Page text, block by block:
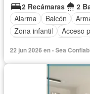
2 Recámaras
2
Alarma
Balcón
Zona infantil
Acceso
Gas natural
Vista
22 jun 2026 en - Sea